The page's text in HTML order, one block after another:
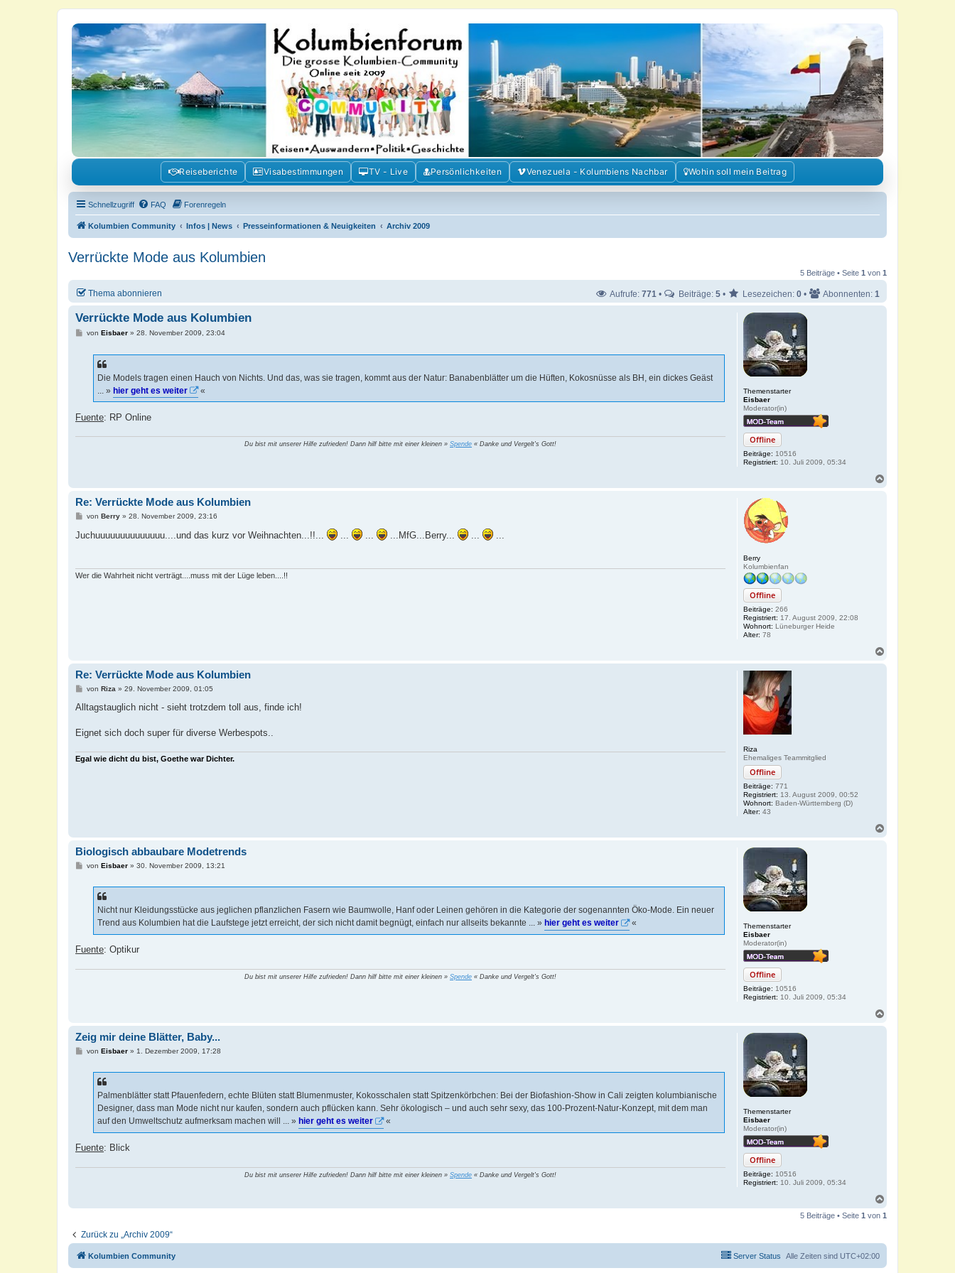
Kolumbienforum - Das grosse Forum der Freunde Kolumbiens
Reisen, Auswandern, Kultur, Politik, Geschichte und Visum in Kolumbien und Venezuela. Austausch, Erfahrungen und Gemeinschaft im Kolumbienforum
Reiseberichte Visabestimmungen TV - Live Persönlichkeiten Venezuela - Kolumbiens Nachbar Wohin soll mein Beitrag
Schnellzugriff FAQ Forenregeln
Kolumbien Community Infos | News Presseinformationen & Neuigkeiten Archiv 2009
Verrückte Mode aus Kolumbien
5 Beiträge • Seite 1 von 1
Thema abonnieren Aufrufe: 771 • Beiträge: 5 • Lesezeichen: 0 • Abonnenten: 1
Themenstarter
Eisbaer
Moderator(in)
Offline
Beiträge: 10516
Registriert: 10. Juli 2009, 05:34
Verrückte Mode aus Kolumbien
Bvon Eisbaer» 28. November 2009, 23:04
Die Models tragen einen Hauch von Nichts. Und das, was sie tragen, kommt aus der Natur: Banabenblätter um die Hüften, Kokosnüsse als BH, ein dickes Geäst
... » hier geht es weiter «
Fuente: RP Online
Du bist mit unserer Hilfe zufrieden! Dann hilf bitte mit einer kleinen » Spende « Danke und Vergelt's Gott!
Berry
Kolumbienfan
Offline
Beiträge: 266
Registriert: 17. August 2009, 22:08
Wohnort: Lüneburger Heide
Alter: 78
Re: Verrückte Mode aus Kolumbien
B
i
t
von Berry» 28. November 2009, 23:16
Juchuuuuuuuuuuuuuu....und das kurz vor Weihnachten...!!... ...MfG...Berry...
Wer die Wahrheit nicht verträgt....muss mit der Lüge leben....!!
Riza
Ehemaliges Teammitglied
Offline
Beiträge: 771
Registriert: 13. August 2009, 00:52
Wohnort: Baden-Württemberg (D)
Alter: 43
Re: Verrückte Mode aus Kolumbien
B
i
a
g
von Riza » 29. November 2009, 01:05
Alltagstauglich nicht - sieht trotzdem toll aus, finde ich!
Eignet sich doch super für diverse Werbespots..
Egal wie dicht du bist, Goethe war Dichter.
Themenstarter
Eisbaer
Moderator(in)
Offline
Beiträge: 10516
Registriert: 10. Juli 2009, 05:34
Biologisch abbaubare Modetrends
Bvon Eisbaer» 30. November 2009, 13:21
Nicht nur Kleidungsstücke aus jeglichen pflanzlichen Fasern wie Baumwolle, Hanf oder Leinen gehören in die Kategorie der sogenannten Öko-Mode. Ein neuer
Trend aus Kolumbien hat die Laufstege jetzt erreicht, der sich nicht damit begnügt, einfach nur allseits bekannte ... » hier geht es weiter «
Fuente: Optikur
Du bist mit unserer Hilfe zufrieden! Dann hilf bitte mit einer kleinen » Spende « Danke und Vergelt's Gott!
Themenstarter
Eisbaer
Moderator(in)
Offline
Beiträge: 10516
Registriert: 10. Juli 2009, 05:34
Zeig mir deine Blätter, Baby...
Bvon Eisbaer» 1. Dezember 2009, 17:28
Palmenblätter statt Pfauenfedern, echte Blüten statt Blumenmuster, Kokosschalen statt Spitzenkörbchen: Bei der Biofashion-Show in Cali zeigten kolumbianische
Designer, dass man Mode nicht nur kaufen, sondern auch pflücken kann. Sehr ökologisch – und auch sehr sexy, das 100-Prozent-Natur-Konzept, mit dem man
auf den Umweltschutz aufmerksam machen will ... » hier geht es weiter «
Fuente: Blick
Du bist mit unserer Hilfe zufrieden! Dann hilf bitte mit einer kleinen » Spende « Danke und Vergelt's Gott!
c
b
n
5 Beiträge • Seite 1 von 1
Zurück zu „Archiv 2009“
Kolumbien Community Alle Zeiten sind UTC+02:00
Server Status